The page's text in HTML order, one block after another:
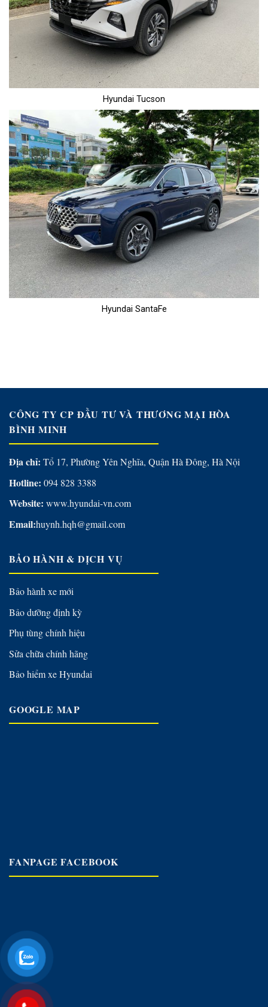
Hyundai Tucson
Hyundai SantaFe
CÔNG TY CP ĐẦU TƯ VÀ THƯƠNG MẠI HÒA
BÌNH MINH
Địa chỉ: Tổ 17, Phường Yên Nghĩa, Quận Hà Đông, Hà Nội
Hotline: 094 828 3388
Website: www.hyundai-vn.com
Email:huynh.hqh@gmail.com
BẢO HÀNH & DỊCH VỤ
Bảo hành xe mới
Bảo dưỡng định kỳ
Phụ tùng chính hiệu
Sửa chữa chính hãng
Bảo hiểm xe Hyundai
GOOGLE MAP
FANPAGE FACEBOOK